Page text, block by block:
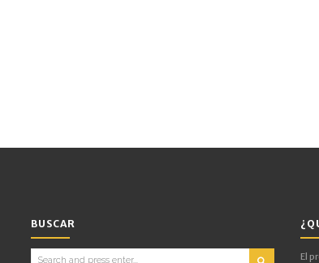
BUSCAR
Search
El